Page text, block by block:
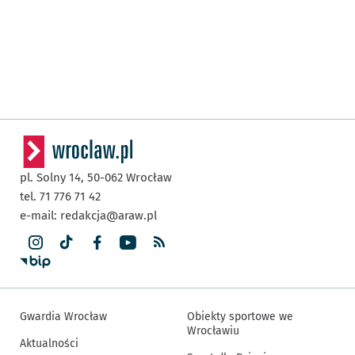
pl. Solny 14, 50-062 Wrocław
tel. 71 776 71 42
e-mail: redakcja@araw.pl
Gwardia Wrocław
Aktualności
Obiekty sportowe we
Wrocławiu